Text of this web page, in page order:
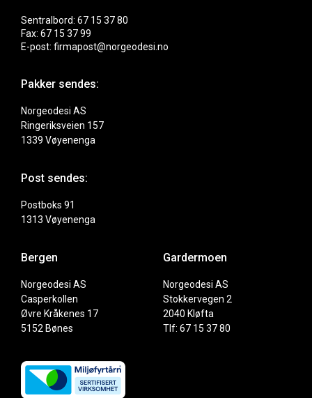
Sentralbord: 67 15 37 80
Fax: 67 15 37 99
E-post: firmapost@norgeodesi.no
Pakker sendes:
Norgeodesi AS
Ringeriksveien 157
1339 Vøyenenga
Post sendes:
Postboks 91
1313 Vøyenenga
Bergen
Norgeodesi AS
Casperkollen
Øvre Kråkenes 17
5152 Bønes
Gardermoen
Norgeodesi AS
Stokkervegen 2
2040 Kløfta
Tlf: 67 15 37 80